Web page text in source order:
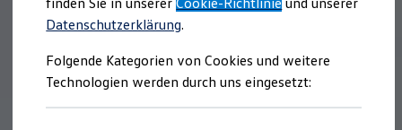
Volkswagen Zertifizierte Gebrauchtwagen
Elektromobilität bei Gebrauchtwagen
Saisonangebote
Reifenpakete
Leasing
Leasing-Angebote
Datenschutzerklärung.
Folgende Kategorien von Cookies und weitere
Technologien werden durch uns eingesetzt: